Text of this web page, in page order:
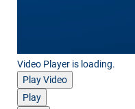
Video Player is loading.
Play Video
Play